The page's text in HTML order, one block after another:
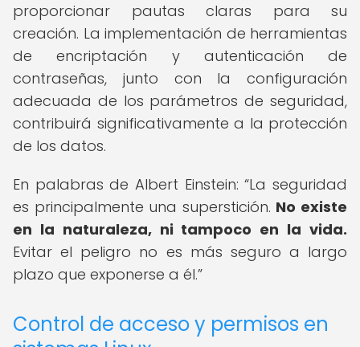
proporcionar pautas claras para su
creación. La implementación de herramientas
de encriptación y autenticación de
contraseñas, junto con la configuración
adecuada de los parámetros de seguridad,
contribuirá significativamente a la protección
de los datos.
En palabras de Albert Einstein: La seguridad
es principalmente una superstición. No existe
en la naturaleza, ni tampoco en la vida.
Evitar el peligro no es más seguro a largo
plazo que exponerse a él.
Control de acceso y permisos en